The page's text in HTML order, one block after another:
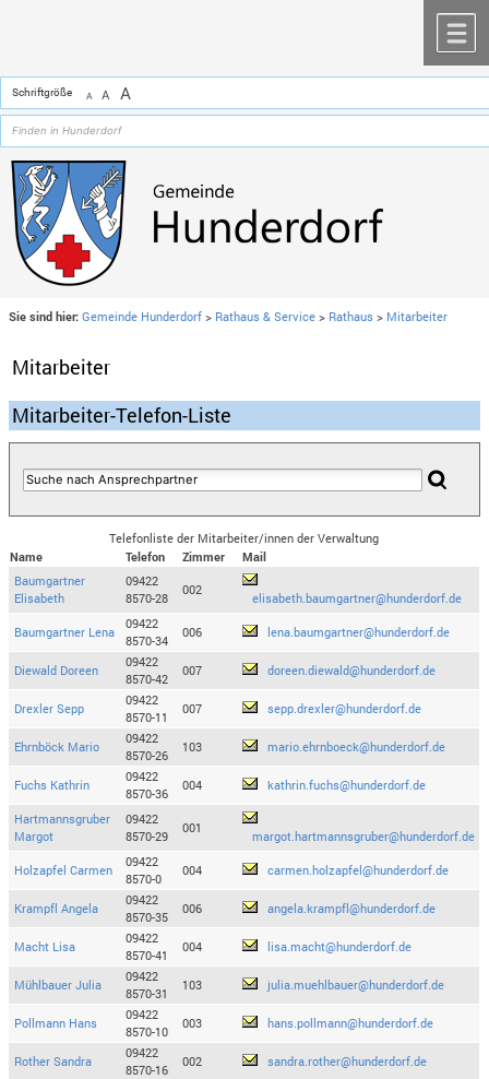
Schriftgröße A A A
Sie sind hier: Gemeinde Hunderdorf > Rathaus & Service > Rathaus > Mitarbeiter
Mitarbeiter
Mitarbeiter-Telefon-Liste
Telefonliste der Mitarbeiter/innen der Verwaltung
Name
Telefon Zimmer
Mail
Baumgartner
Elisabeth
09422
8570-28
002
elisabeth.baumgartner@hunderdorf.de
Baumgartner Lena
09422
8570-34
006 lena.baumgartner@hunderdorf.de
Diewald Doreen
09422
8570-42
007 doreen.diewald@hunderdorf.de
Drexler Sepp
09422
8570-11
007 sepp.drexler@hunderdorf.de
Ehrnböck Mario
09422
8570-26
103 mario.ehrnboeck@hunderdorf.de
Fuchs Kathrin
09422
8570-36
004 kathrin.fuchs@hunderdorf.de
Hartmannsgruber
Margot
09422
8570-29
001
margot.hartmannsgruber@hunderdorf.de
Holzapfel Carmen
09422
8570-0
004 carmen.holzapfel@hunderdorf.de
Krampfl Angela
09422
8570-35
006 angela.krampfl@hunderdorf.de
Macht Lisa
09422
8570-41
004 lisa.macht@hunderdorf.de
Mühlbauer Julia
09422
8570-31
103 julia.muehlbauer@hunderdorf.de
Pollmann Hans
09422
8570-10
003 hans.pollmann@hunderdorf.de
Rother Sandra
09422
8570-16
002 sandra.rother@hunderdorf.de